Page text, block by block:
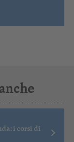
i corsi di